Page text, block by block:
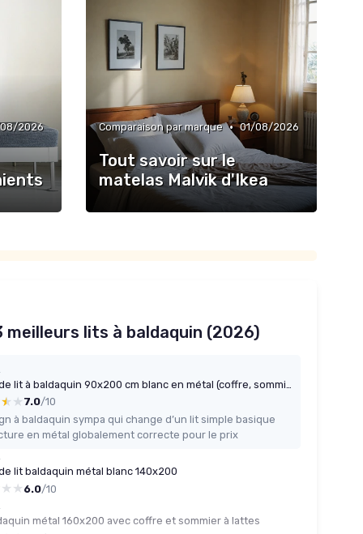
2026 Comparaison par marque • 01/08/2026
Tout savoir sur le
matelas Malvik d'Ikea
meilleurs lits à baldaquin (2026)
7.0/10
à baldaquin sympa qui change d’un lit simple basique
en métal globalement correcte pour le prix
lit baldaquin métal blanc 140x200
6.0/10
métal 160x200 avec coffre et sommier à lattes